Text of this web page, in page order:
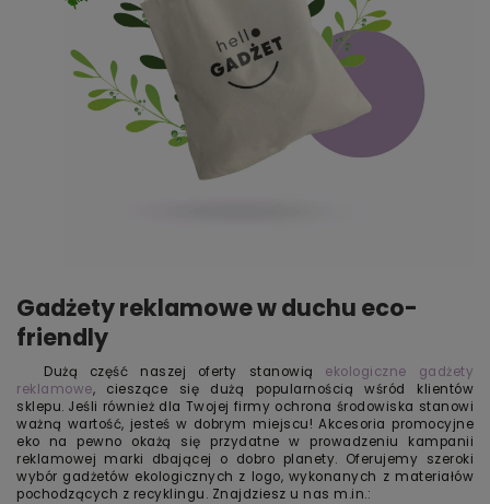
Gadżety reklamowe w duchu eco-
friendly
Dużą część naszej oferty stanowią ekologiczne gadżety
reklamowe, cieszące się dużą popularnością wśród klientów
sklepu. Jeśli również dla Twojej firmy ochrona środowiska stanowi
ważną wartość, jesteś w dobrym miejscu! Akcesoria promocyjne
eko na pewno okażą się przydatne w prowadzeniu kampanii
reklamowej marki dbającej o dobro planety. Oferujemy szeroki
wybór gadżetów ekologicznych z logo, wykonanych z materiałów
pochodzących z recyklingu. Znajdziesz u nas m.in.: